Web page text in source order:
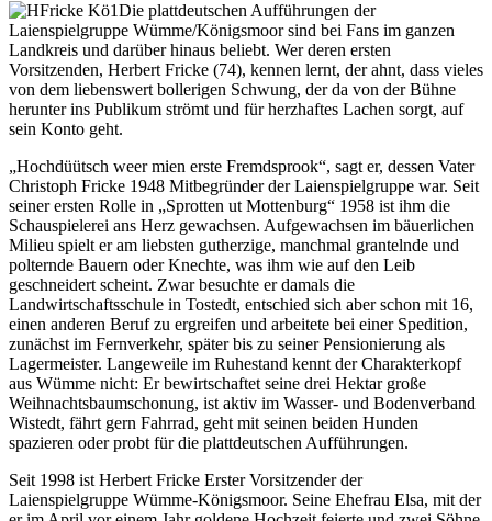
Die plattdeutschen Aufführungen der
Laienspielgruppe Wümme/Königsmoor sind bei Fans im ganzen
Landkreis und darüber hinaus beliebt. Wer deren ersten
Vorsitzenden, Herbert Fricke (74), kennen lernt, der ahnt, dass vieles
von dem liebenswert bollerigen Schwung, der da von der Bühne
herunter ins Publikum strömt und für herzhaftes Lachen sorgt, auf
sein Konto geht.
„Hochdüütsch weer mien erste Fremdsprook“, sagt er, dessen Vater
Christoph Fricke 1948 Mitbegründer der Laienspielgruppe war. Seit
seiner ersten Rolle in „Sprotten ut Mottenburg“ 1958 ist ihm die
Schauspielerei ans Herz gewachsen. Aufgewachsen im bäuerlichen
Milieu spielt er am liebsten gutherzige, manchmal grantelnde und
polternde Bauern oder Knechte, was ihm wie auf den Leib
geschneidert scheint. Zwar besuchte er damals die
Landwirtschaftsschule in Tostedt, entschied sich aber schon mit 16,
einen anderen Beruf zu ergreifen und arbeitete bei einer Spedition,
zunächst im Fernverkehr, später bis zu seiner Pensionierung als
Lagermeister. Langeweile im Ruhestand kennt der Charakterkopf
aus Wümme nicht: Er bewirtschaftet seine drei Hektar große
Weihnachtsbaumschonung, ist aktiv im Wasser- und Bodenverband
Wistedt, fährt gern Fahrrad, geht mit seinen beiden Hunden
spazieren oder probt für die plattdeutschen Aufführungen.
Seit 1998 ist Herbert Fricke Erster Vorsitzender der
Laienspielgruppe Wümme-Königsmoor. Seine Ehefrau Elsa, mit der